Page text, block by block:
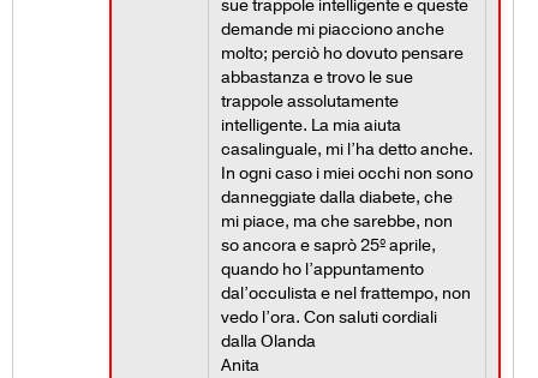
sue trappole intelligente e queste
demande mi piacciono anche
molto; perciò ho dovuto pensare
abbastanza e trovo le sue
trappole assolutamente
intelligente. La mia aiuta
casalinguale, mi l’ha detto anche.
In ogni caso i miei occhi non sono
danneggiate dalla diabete, che
mi piace, ma che sarebbe, non
so ancora e saprò 25º aprile,
quando ho l’appuntamento
dal’occulista e nel frattempo, non
vedo l’ora. Con saluti cordiali
dalla Olanda
Anita